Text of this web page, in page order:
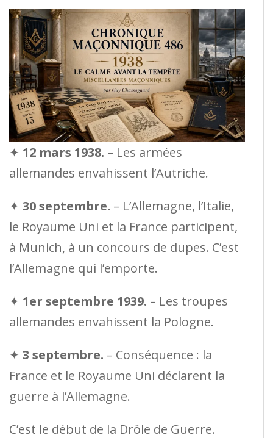
✦ 12 mars 1938. – Les armées
allemandes envahissent l’Autriche.
✦ 30 septembre. – L’Allemagne, l’Italie,
le Royaume Uni et la France participent,
à Munich, à un concours de dupes. C’est
l’Allemagne qui l’emporte.
✦ 1er septembre 1939. – Les troupes
allemandes envahissent la Pologne.
✦ 3 septembre. – Conséquence : la
France et le Royaume Uni déclarent la
guerre à l’Allemagne.
C’est le début de la Drôle de Guerre.